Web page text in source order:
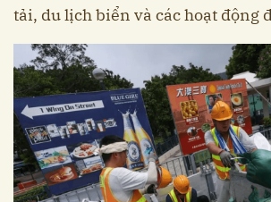
tải, du lịch biển và các hoạt động